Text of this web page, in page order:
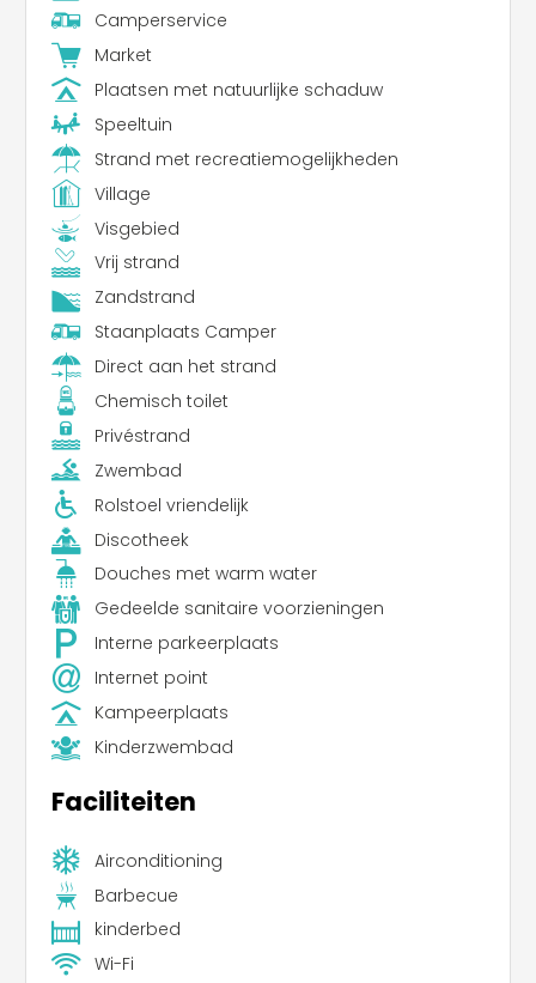
Camperservice
Market
Plaatsen met natuurlijke schaduw
Speeltuin
Strand met recreatiemogelijkheden
Village
Visgebied
Vrij strand
Zandstrand
Staanplaats Camper
Direct aan het strand
Chemisch toilet
Privéstrand
Zwembad
Rolstoel vriendelijk
Discotheek
Douches met warm water
Gedeelde sanitaire voorzieningen
Interne parkeerplaats
Internet point
Kampeerplaats
Kinderzwembad
Faciliteiten
Airconditioning
Barbecue
kinderbed
Wi-Fi